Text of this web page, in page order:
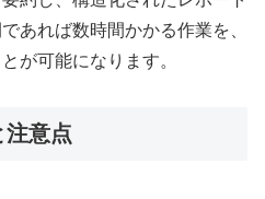
あれば数時間かかる作業を、
が可能になります。
注意点